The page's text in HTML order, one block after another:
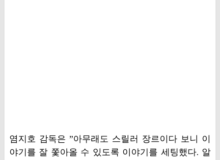
염지호 감독은 ”아무래도 스릴러 장르이다 보니 이
야기를 잘 쫓아올 수 있도록 이야기를 세팅했다. 알